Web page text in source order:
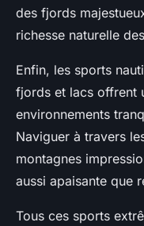
des fjords
richesse naturelle
Enfin, les sports
fjords et lacs offrent
environnements
Naviguer à travers
montagnes
aussi apaisante que
Tous ces sports